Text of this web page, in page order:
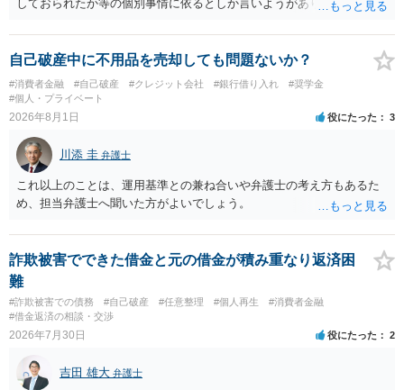
しておられたか等の個別事情に依るとしか言いようがありません。 と
なって相談し、善後策を考えることをお勧めします。
自己破産中に不用品を売却しても問題ないか？
#消費者金融 #自己破産 #クレジット会社 #銀行借り入れ
#奨学金
#個人・プライベート
2026年8月1日 役にたった 3
川添 圭 弁護士
これ以上のことは、運用基準との兼ね合いや弁護士の考え方もあるた
め、担当弁護士へ聞いた方がよいでしょう。
詐欺被害でできた借金と元の借金が積み重なり返済困
難
#詐欺被害での債務 #自己破産 #任意整理 #個人再生
#消費者金融
#借金返済の相談・交渉
2026年7月30日 役にたった 2
吉田 雄大 弁護士